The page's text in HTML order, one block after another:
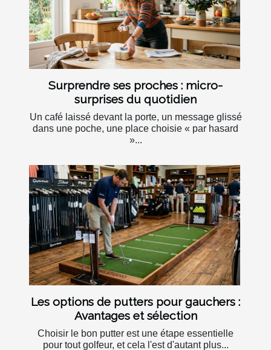
Surprendre ses proches : micro-
surprises du quotidien
Un café laissé devant la porte, un message glissé
dans une poche, une place choisie « par hasard
»...
Les options de putters pour gauchers :
Avantages et sélection
Choisir le bon putter est une étape essentielle
pour tout golfeur, et cela l'est d'autant plus...